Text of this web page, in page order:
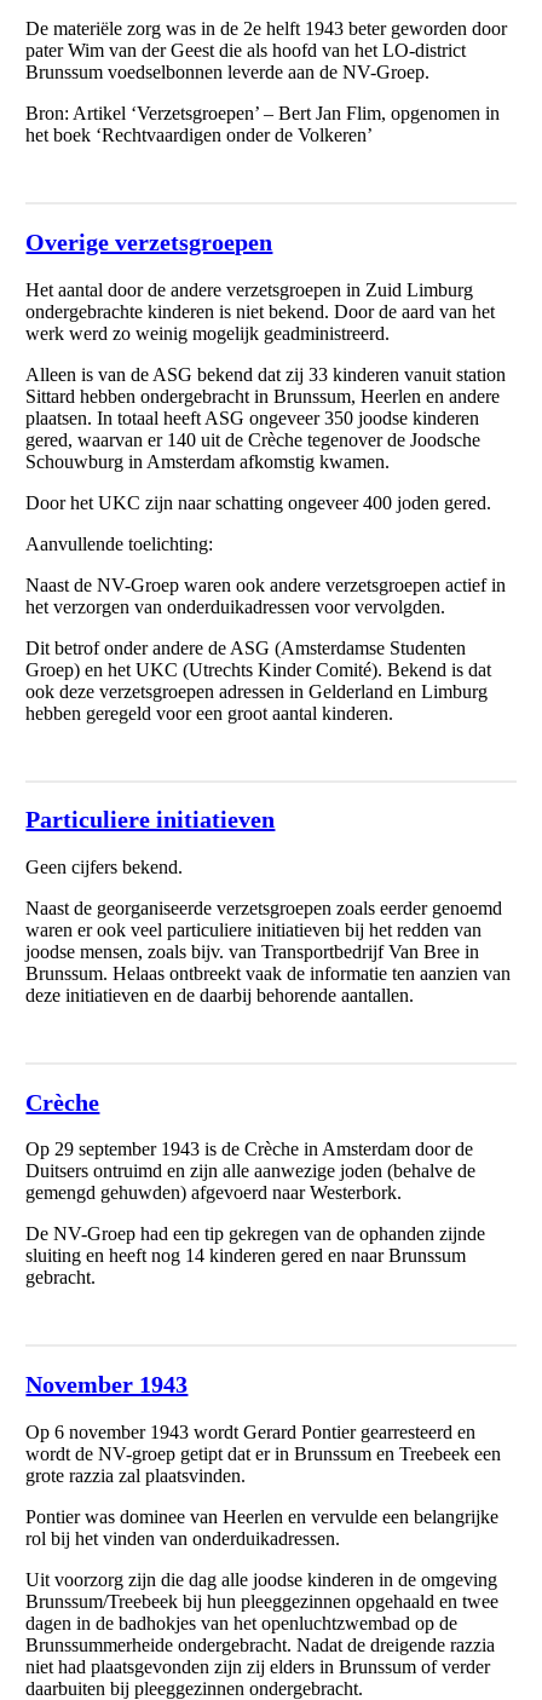
De materiële zorg was in de 2e helft 1943 beter geworden door
pater Wim van der Geest die als hoofd van het LO-district
Brunssum voedselbonnen leverde aan de NV-Groep.
Bron: Artikel ‘Verzetsgroepen’ – Bert Jan Flim, opgenomen in
het boek ‘Rechtvaardigen onder de Volkeren’
Overige verzetsgroepen
Het aantal door de andere verzetsgroepen in Zuid Limburg
ondergebrachte kinderen is niet bekend. Door de aard van het
werk werd zo weinig mogelijk geadministreerd.
Alleen is van de ASG bekend dat zij 33 kinderen vanuit station
Sittard hebben ondergebracht in Brunssum, Heerlen en andere
plaatsen. In totaal heeft ASG ongeveer 350 joodse kinderen
gered, waarvan er 140 uit de Crèche tegenover de Joodsche
Schouwburg in Amsterdam afkomstig kwamen.
Door het UKC zijn naar schatting ongeveer 400 joden gered.
Aanvullende toelichting:
Naast de NV-Groep waren ook andere verzetsgroepen actief in
het verzorgen van onderduikadressen voor vervolgden.
Dit betrof onder andere de ASG (Amsterdamse Studenten
Groep) en het UKC (Utrechts Kinder Comité). Bekend is dat
ook deze verzetsgroepen adressen in Gelderland en Limburg
hebben geregeld voor een groot aantal kinderen.
Particuliere initiatieven
Geen cijfers bekend.
Naast de georganiseerde verzetsgroepen zoals eerder genoemd
waren er ook veel particuliere initiatieven bij het redden van
joodse mensen, zoals bijv. van Transportbedrijf Van Bree in
Brunssum. Helaas ontbreekt vaak de informatie ten aanzien van
deze initiatieven en de daarbij behorende aantallen.
Crèche
Op 29 september 1943 is de Crèche in Amsterdam door de
Duitsers ontruimd en zijn alle aanwezige joden (behalve de
gemengd gehuwden) afgevoerd naar Westerbork.
De NV-Groep had een tip gekregen van de ophanden zijnde
sluiting en heeft nog 14 kinderen gered en naar Brunssum
gebracht.
November 1943
Op 6 november 1943 wordt Gerard Pontier gearresteerd en
wordt de NV-groep getipt dat er in Brunssum en Treebeek een
grote razzia zal plaatsvinden.
Pontier was dominee van Heerlen en vervulde een belangrijke
rol bij het vinden van onderduikadressen.
Uit voorzorg zijn die dag alle joodse kinderen in de omgeving
Brunssum/Treebeek bij hun pleeggezinnen opgehaald en twee
dagen in de badhokjes van het openluchtzwembad op de
Brunssummerheide ondergebracht. Nadat de dreigende razzia
niet had plaatsgevonden zijn zij elders in Brunssum of verder
daarbuiten bij pleeggezinnen ondergebracht.